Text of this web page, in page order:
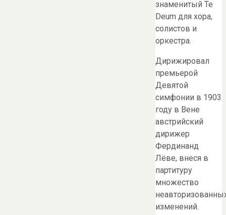
знаменитый Te
Deum для хора,
солистов и
оркестра.
Дирижировал
премьерой
Девятой
симфонии в 1903
году в Вене
австрийский
дирижер
Фердинанд
Лёве, внеся в
партитуру
множество
изменений.